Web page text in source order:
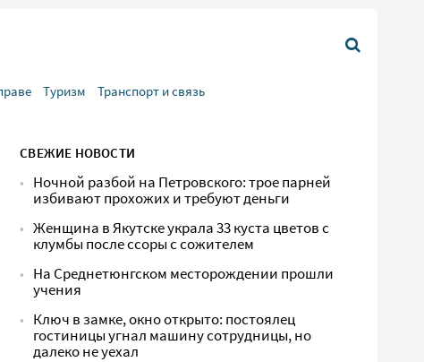
Туризм Транспорт и связь
СВЕЖИЕ НОВОСТИ
Ночной разбой на Петровского: трое парней
избивают прохожих и требуют деньги
Женщина в Якутске украла 33 куста цветов с
клумбы после ссоры с сожителем
На Среднетюнгском месторождении прошли
учения
Ключ в замке, окно открыто: постоялец
гостиницы угнал машину сотрудницы, но
далеко не уехал